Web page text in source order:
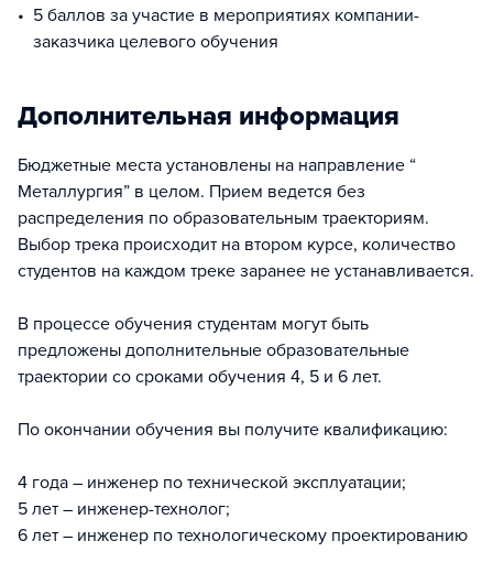
5 баллов за участие в мероприятиях компании-
заказчика целевого обучения
Дополнительная информация
Бюджетные места установлены на направление “
Металлургия” в целом. Прием ведется без
распределения по образовательным траекториям.
Выбор трека происходит на втором курсе, количество
студентов на каждом треке заранее не устанавливается.
В процессе обучения студентам могут быть
предложены дополнительные образовательные
траектории со сроками обучения 4, 5 и 6 лет.
По окончании обучения вы получите квалификацию:
4 года – инженер по технической эксплуатации;
5 лет – инженер-технолог;
6 лет – инженер по технологическому проектированию